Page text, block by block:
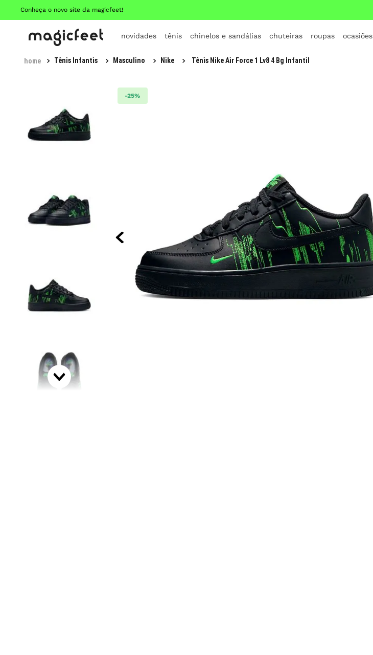
Conheça o novo site da magicfeet!
novidades tênis chinelos e sandálias chuteiras roupas ocasiões
Tênis Infantis Masculino Nike Tênis Nike Air Force 1 Lv8 4 Bg Infantil
-25%
TERMOS MAIS BUSCADOS
vans
8º
all star
9º
new balance
º tênis infantil